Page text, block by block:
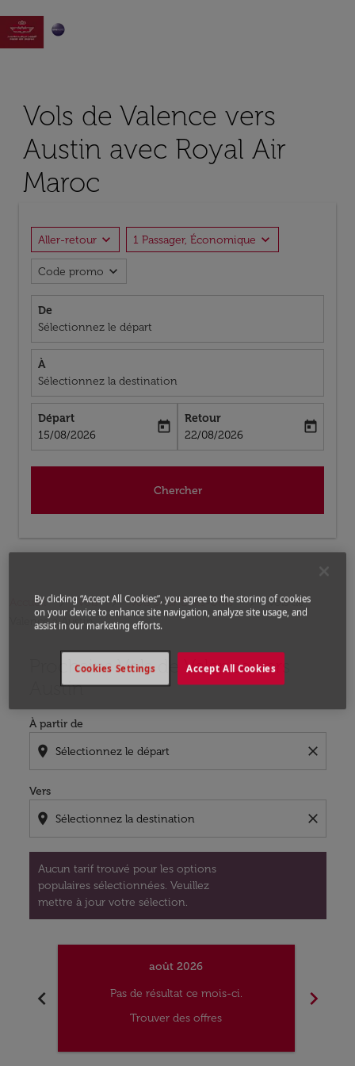

Vols de Valence vers
Austin avec Royal Air
Maroc
Aller-retour expand_more 1 Passager, Économique expand_more
Code promo expand_more
De
Sélectionnez le départ
À
Sélectionnez la destination
Départ
fc-booking-departure-date-aria-label
15/08/2026
today
Retour
fc-booking-return-date-aria-label
22/08/2026
today
Chercher
Accueil Vols Vols pour États-Unis
Vols de
Valence a Austin
Prochains Vols de Valence vers
Austin
À partir de
location_on close
Vers
location_on close
Aucun tarif trouvé pour les options
populaires sélectionnées. Veuillez
mettre à jour votre sélection.
Aucun tarif trouvé pour les options populaires
chevron_left
août 2026
Pas de résultat ce mois-ci.
Trouver des offres
chevron_right
By clicking “Accept All Cookies”, you agree to the storing of cookies
on your device to enhance site navigation, analyze site usage, and
assist in our marketing efforts.
Accept All Cookies
Cookies Settings